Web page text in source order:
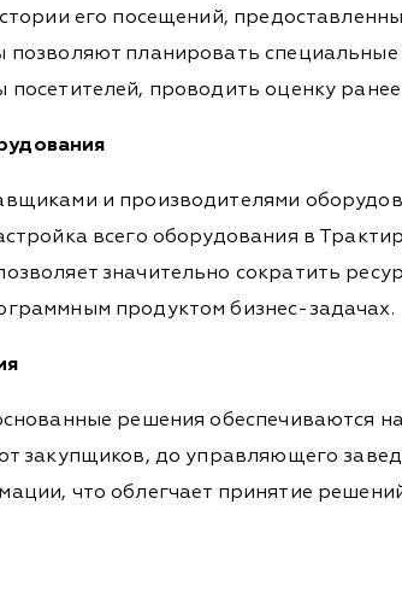
его посещений,
позволяют планировать
посетителей, проводить оценку
и производителями
всего оборудования в
значительно сократить
продуктом бизнес-задачах.
решения обеспечиваются
закупщиков, до управляющего
что облегчает принятие